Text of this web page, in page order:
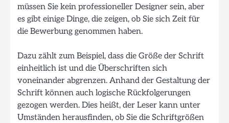
müssen Sie kein professioneller Designer sein, aber
es gibt einige Dinge, die zeigen, ob Sie sich Zeit für
die Bewerbung genommen haben.
Dazu zählt zum Beispiel, dass die Größe der Schrift
einheitlich ist und die Überschriften sich
voneinander abgrenzen. Anhand der Gestaltung der
Schrift können auch logische Rückfolgerungen
gezogen werden. Dies heißt, der Leser kann unter
Umständen herausfinden, ob Sie die Schriftgrößen